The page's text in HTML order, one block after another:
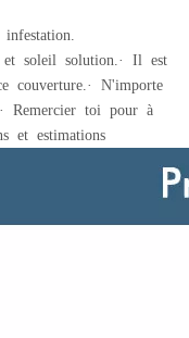
soleil solution.· Il est
couverture.· N'importe
Remercier toi pour à
et estimations